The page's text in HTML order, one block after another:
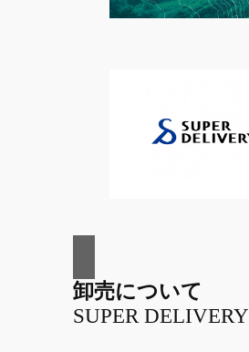
卸売について
SUPER DELIVERY